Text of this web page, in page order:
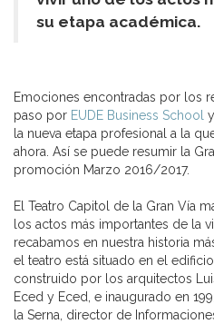
su etapa académica.
Emociones encontradas por los
paso por EUDE Business School
la nueva etapa profesional a la
ahora. Así se puede resumir la
promoción Marzo 2016/2017.
El Teatro Capitol de la Gran Vía
los actos más importantes de la
recabamos en nuestra historia
el teatro está situado en el
construido por los arquitectos
Eced y Eced, e inaugurado en
la Serna, director de